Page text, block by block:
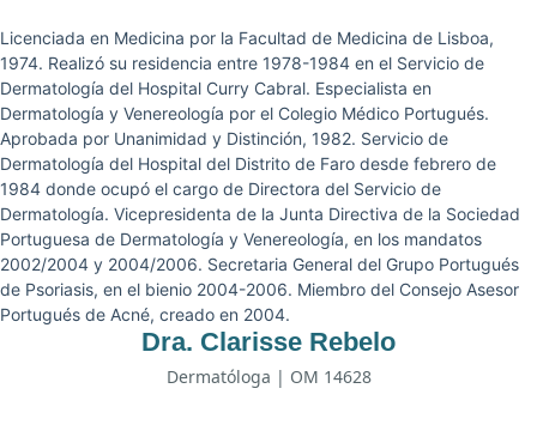
Licenciada en Medicina por la Facultad de Medicina de Lisboa,
1974. Realizó su residencia entre 1978-1984 en el Servicio de
Dermatología del Hospital Curry Cabral. Especialista en
Dermatología y Venereología por el Colegio Médico Portugués.
Aprobada por Unanimidad y Distinción, 1982. Servicio de
Dermatología del Hospital del Distrito de Faro desde febrero de
1984 donde ocupó el cargo de Directora del Servicio de
Dermatología. Vicepresidenta de la Junta Directiva de la Sociedad
Portuguesa de Dermatología y Venereología, en los mandatos
2002/2004 y 2004/2006. Secretaria General del Grupo Portugués
de Psoriasis, en el bienio 2004-2006. Miembro del Consejo Asesor
Portugués de Acné, creado en 2004.
Dra. Clarisse Rebelo
Dermatóloga | OM 14628